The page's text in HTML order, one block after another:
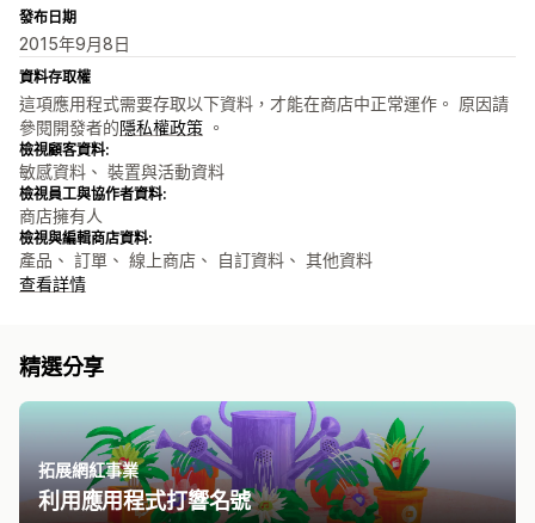
發布日期
2015年9月8日
資料存取權
這項應用程式需要存取以下資料，才能在商店中正常運作。 原因請
參閱開發者的隱私權政策 。
檢視顧客資料:
敏感資料、 裝置與活動資料
檢視員工與協作者資料:
商店擁有人
檢視與編輯商店資料:
產品、 訂單、 線上商店、 自訂資料、 其他資料
查看詳情
精選分享
拓展網紅事業
利用應用程式打響名號